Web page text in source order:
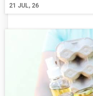
21 JUL, 26